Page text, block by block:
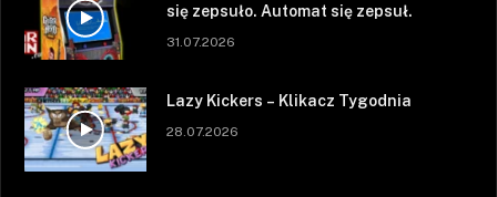
się zepsuło. Automat się zepsuł.
31.07.2026
Lazy Kickers – Klikacz Tygodnia
28.07.2026